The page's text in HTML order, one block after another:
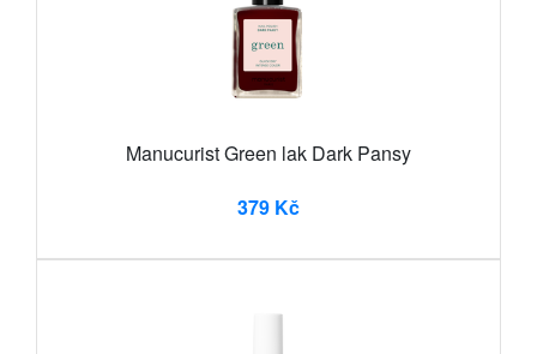
Manucurist Green lak Dark Pansy
379 Kč